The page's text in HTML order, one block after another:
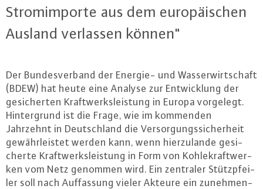
Strom­im­por­te aus dem eu­ro­päi­schen
Ausland verlassen können"
Der Bun­des­ver­band der Energie- und Was­ser­wirt­schaft
(BDEW) hat heute eine Analyse zur Ent­wick­lung der
ge­si­cher­ten Kraft­werks­leis­tung in Europa vorgelegt.
Hin­ter­grund ist die Frage, wie im kommenden
Jahrzehnt in Deutsch­land die Ver­sor­gungs­si­cher­heit
ge­währ­leis­tet werden kann, wenn hier­zu­lan­de ge­si­
cher­te Kraft­werks­leis­tung in Form von Koh­le­kraft­wer­
ken vom Netz genommen wird. Ein zentraler Stütz­pfei­
ler soll nach Auf­fas­sung vieler Akteure ein zu­neh­men­